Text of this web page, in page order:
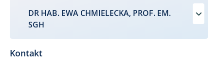
DR HAB. EWA CHMIELECKA, PROF. EM.
SGH
Kontakt